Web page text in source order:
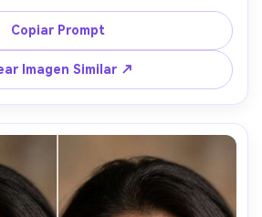
mantén la textura realista
de los ojos sin cambios --ar 4:5
Copiar Prompt
Imagen Similar ↗